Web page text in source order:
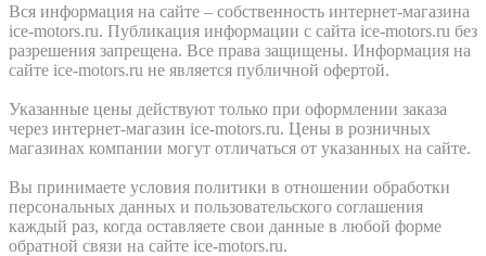
Вся информация на сайте – собственность интернет-магазина
ice-motors.ru. Публикация информации с сайта ice-motors.ru без
разрешения запрещена. Все права защищены. Информация на
сайте ice-motors.ru не является публичной офертой.
Указанные цены действуют только при оформлении заказа
через интернет-магазин ice-motors.ru. Цены в розничных
магазинах компании могут отличаться от указанных на сайте.
Вы принимаете условия политики в отношении обработки
персональных данных и пользовательского соглашения
каждый раз, когда оставляете свои данные в любой форме
обратной связи на сайте ice-motors.ru.